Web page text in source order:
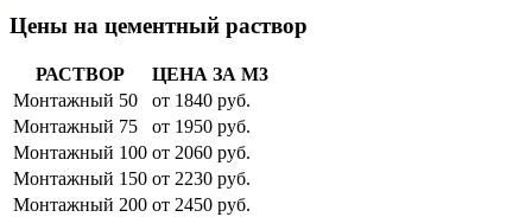
Цены на цементный раствор
РАСТВОР
ЦЕНА ЗА М3
Монтажный 50
от 1840 руб.
Монтажный 75
от 1950 руб.
Монтажный 100 от 2060 руб.
Монтажный 150 от 2230 руб.
Монтажный 200 от 2450 руб.